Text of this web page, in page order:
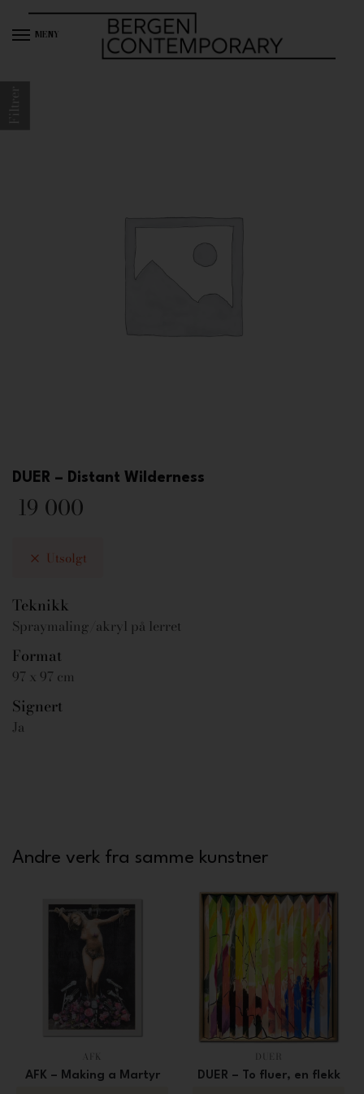
MENY
DUER – Distant Wilderness
19 000
Utsolgt
Teknikk
Spraymaling/akryl på lerret
Format
97 x 97 cm
Signert
Ja
Andre verk fra samme kunstner
AFK
AFK – Making a Martyr
DUER
DUER – To fluer, en flekk
Filtrer